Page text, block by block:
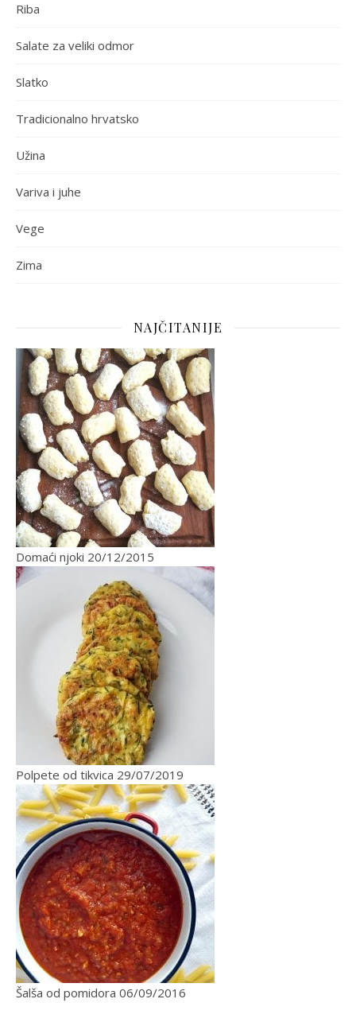
Riba
Salate za veliki odmor
Slatko
Tradicionalno hrvatsko
Užina
Variva i juhe
Vege
Zima
NAJČITANIJE
Domaći njoki 20/12/2015
Polpete od tikvica 29/07/2019
Šalša od pomidora 06/09/2016